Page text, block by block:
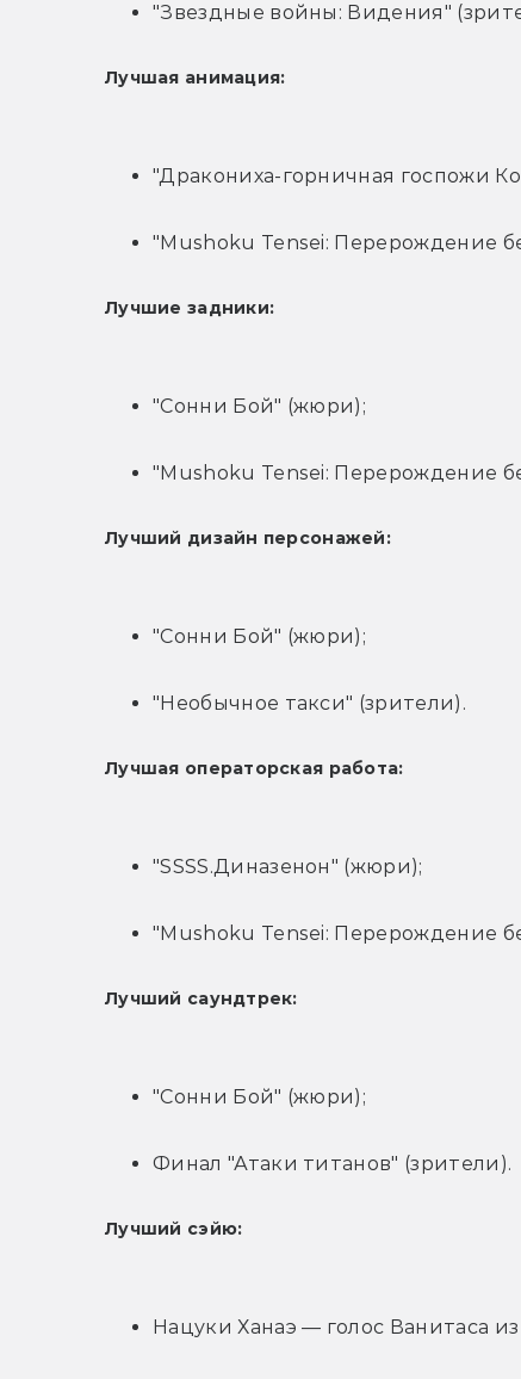
"Звездные войны: Видения"
Лучшая анимация:
"Дракониха-горничная госпожи
"Mushoku Tensei: Перерождение
Лучшие задники:
"Сонни Бой" (жюри);
"Mushoku Tensei: Перерождение
Лучший дизайн персонажей:
"Сонни Бой" (жюри);
"Необычное такси" (зрители).
Лучшая операторская работа:
"SSSS.Диназенон" (жюри);
"Mushoku Tensei: Перерождение
Лучший саундтрек:
"Сонни Бой" (жюри);
Финал "Атаки титанов" (зрители).
Лучший сэйю:
Нацуки Ханаэ — голос Ванитаса